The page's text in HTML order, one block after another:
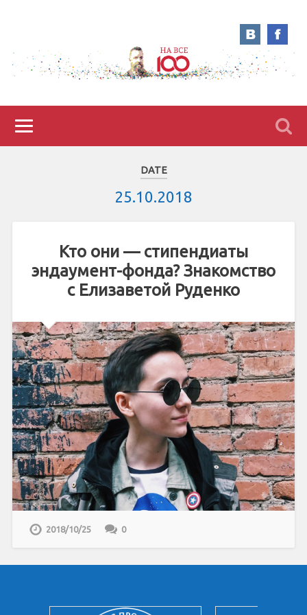
DATE
25.10.2018
Кто они — стипендиаты
эндаумент-фонда? Знакомство
с Елизаветой Руденко
2018/10/25 0